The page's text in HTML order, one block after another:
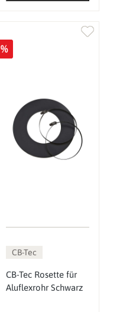
%
CB-Tec
CB-Tec Rosette für
Aluflexrohr Schwarz